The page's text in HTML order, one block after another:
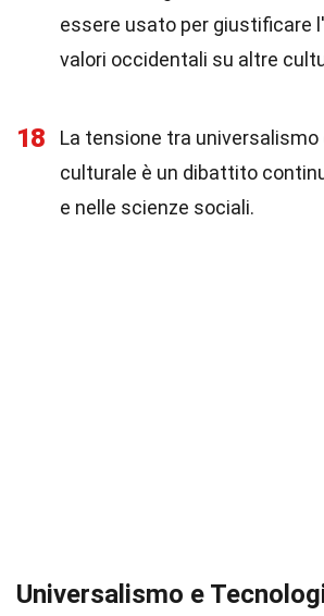
essere usato per giustificare
valori occidentali su altre
18 La tensione tra universalismo
culturale è un dibattito
e nelle scienze sociali.
Universalismo e